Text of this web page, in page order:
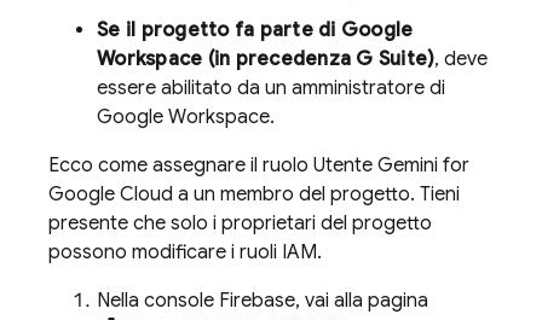
Se il progetto fa parte di Google
Workspace (in precedenza G Suite), deve
essere abilitato da un amministratore di
Google Workspace.
Ecco come assegnare il ruolo Utente Gemini for
Google Cloud a un membro del progetto. Tieni
presente che solo i proprietari del progetto
possono modificare i ruoli IAM.
Nella console Firebase, vai alla pagina